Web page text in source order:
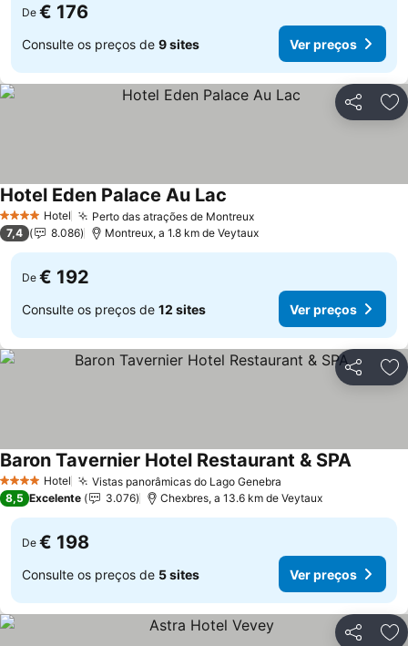
De € 176
Consulte os preços de 9 sites Ver preços
Partilhar
4 EstrelasHotel Perto das atrações de MontreuxVer preços
Hotel Eden Palace Au Lac
7,4 8.086 Montreux, a 1.8 km de Veytaux
De € 192
Consulte os preços de 12 sites Ver preços
Partilhar
4 EstrelasHotel Vistas panorâmicas do Lago Genebra
Baron Tavernier Hotel Restaurant & SPAVer
8,5 Excelente 3.076 Chexbres, a 13.6 km de Veytaux
De € 198
Consulte os preços de 5 sites Ver preços
Partilhar